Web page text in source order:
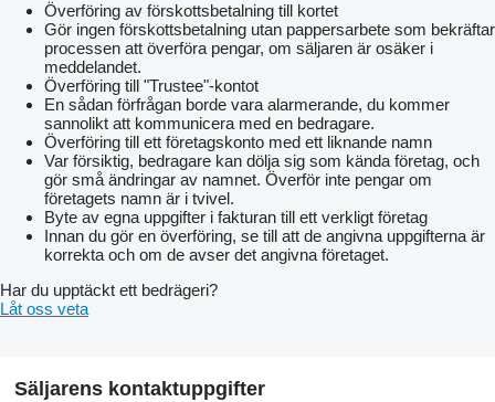
Överföring av förskottsbetalning till kortet
Gör ingen förskottsbetalning utan pappersarbete som bekräftar
processen att överföra pengar, om säljaren är osäker i
meddelandet.
Överföring till "Trustee"-kontot
En sådan förfrågan borde vara alarmerande, du kommer
sannolikt att kommunicera med en bedragare.
Överföring till ett företagskonto med ett liknande namn
Var försiktig, bedragare kan dölja sig som kända företag, och
gör små ändringar av namnet. Överför inte pengar om
företagets namn är i tvivel.
Byte av egna uppgifter i fakturan till ett verkligt företag
Innan du gör en överföring, se till att de angivna uppgifterna är
korrekta och om de avser det angivna företaget.
Har du upptäckt ett bedrägeri?
Låt oss veta
Säljarens kontaktuppgifter